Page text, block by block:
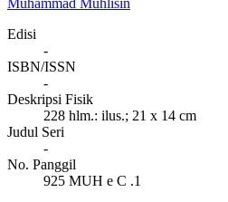
Edisi
-
ISBN/ISSN
-
Deskripsi Fisik
228 hlm.: ilus.; 21 x 14 cm
Judul Seri
-
No. Panggil
925 MUH e C .1